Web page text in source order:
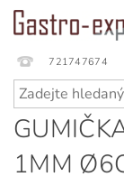
721747674
1MM